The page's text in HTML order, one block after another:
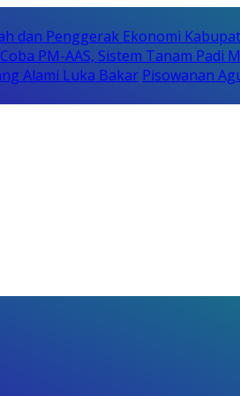
dan Penggerak Ekonomi
PM-AAS, Sistem Tanam
Alami Luka Bakar Pisowanan